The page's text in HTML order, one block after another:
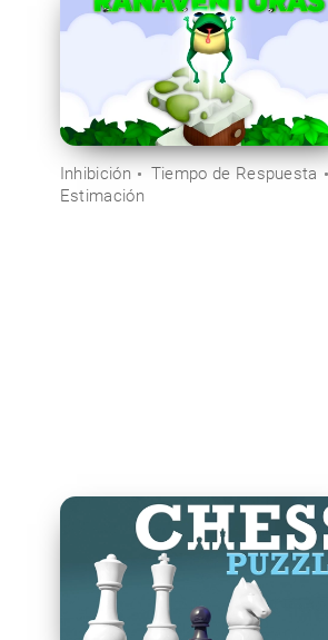
Inhibición
Tiempo de Respuesta
Estimación